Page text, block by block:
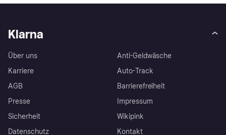
Klarna
Über uns
Karriere
AGB
Presse
Sicherheit
Datenschutz
Anti-Geldwäsche
Auto-Track
Barrierefreiheit
Impressum
Wikipink
Kontakt